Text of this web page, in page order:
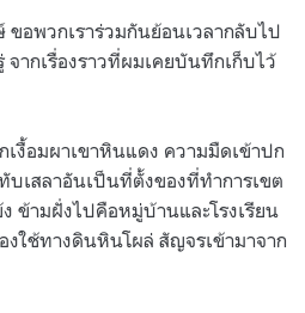
อพวกเราร่วมกันย้อนเวลากลับไป
ากเรื่องราวที่ผมเคยบันทึกเก็บไว้
งื้อมผาเขาหินแดง ความมืดเข้าปก
เสลาอันเป็นที่ตั้งของที่ทำการเขต
ข้ามฝั่งไปคือหมู่บ้านและโรงเรียน
ใช้ทางดินหินโผล่ สัญจรเข้ามาจาก